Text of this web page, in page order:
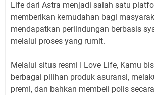
Life dari Astra menjadi salah satu
memberikan kemudahan bagi
mendapatkan perlindungan berbasis
melalui proses yang rumit.
Melalui situs resmi I Love Life, Kamu
berbagai pilihan produk asuransi,
premi, dan bahkan membeli polis